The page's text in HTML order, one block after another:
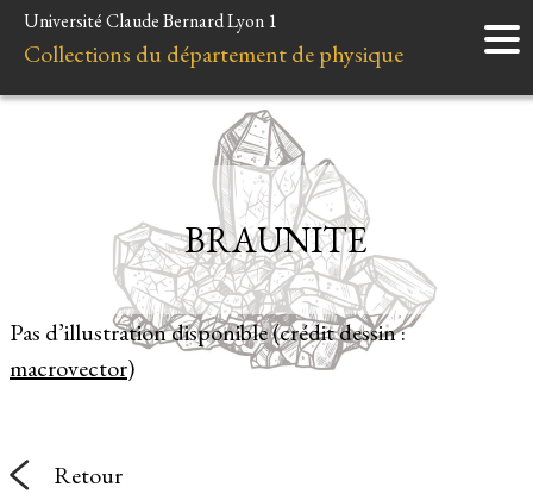
Accueil
Instruments
Liens et ressources
Université Claude Bernard Lyon 1
Collections du département de physique
Pas d’illustration disponible (crédit dessin :
macrovector)
BRAUNITE
Retour